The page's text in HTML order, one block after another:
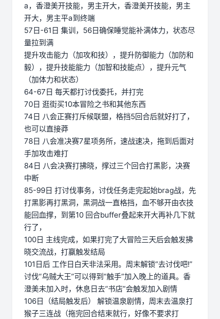
a，香澄美开技能，男主开大，香澄美开技能，男主
开大，男主平a到终端
57日-61日 集训，56日确保睡觉能补满体力，状态尽
量拉到满
提升攻击能力（加攻和技），提升防御能力（加防和
毅），提升技能能力（加智和技能点），提升元气
（加体力和状态）
64-67日 每天都打讨伐委托，并打完
70日 逛街买10本冒险之书和其他东西
74日 八会正赛打斥候联盟，格挡5回合后就好打了，
也可以直接莽
78日 八会准决赛7星项务所，速战速决，拖到后面对
手加攻击难打
84日 八会决赛打拂晓，撑过三个回合打黑影，决赛
中断
85-99日 打讨伐事务，讨伐任务走完起始brag战，先
打黑影再打黑洞，黑洞战一直格挡，血不够开由衣技
能回血撑，到第10 回合buffer叠起来开大再补几下就
行了，
100日 主线完成，如果打完了大冒险三天后会触发拂
晓交流战，打赢触发结局
101日后 工作日白天非法采用。周末解锁“去讨伐吧!”
讨伐“乌贼大王”可以得到“触手”加入晚上的道具。香
澄美未加入时，休息日去“书店”会触发加入剧情
106日（结局触发后） 解锁温泉剧情，周末去温泉打
猴子三连战（拖完回合结束就行，好像不要求打